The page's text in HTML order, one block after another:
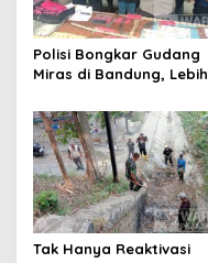
Polisi Bongkar Gudang
Miras di Bandung, Lebih
Tak Hanya Reaktivasi